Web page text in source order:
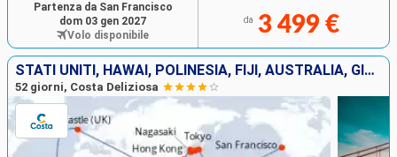
da 3 499 €
Partenza da San Francisco
dom 03 gen 2027
Volo disponibile
STATI UNITI, HAWAI, POLINESIA, FIJI, AUSTRALIA, GIAPPONE, SUD KOREA, TAIWAN, CINA
52 giorni, Costa Deliziosa